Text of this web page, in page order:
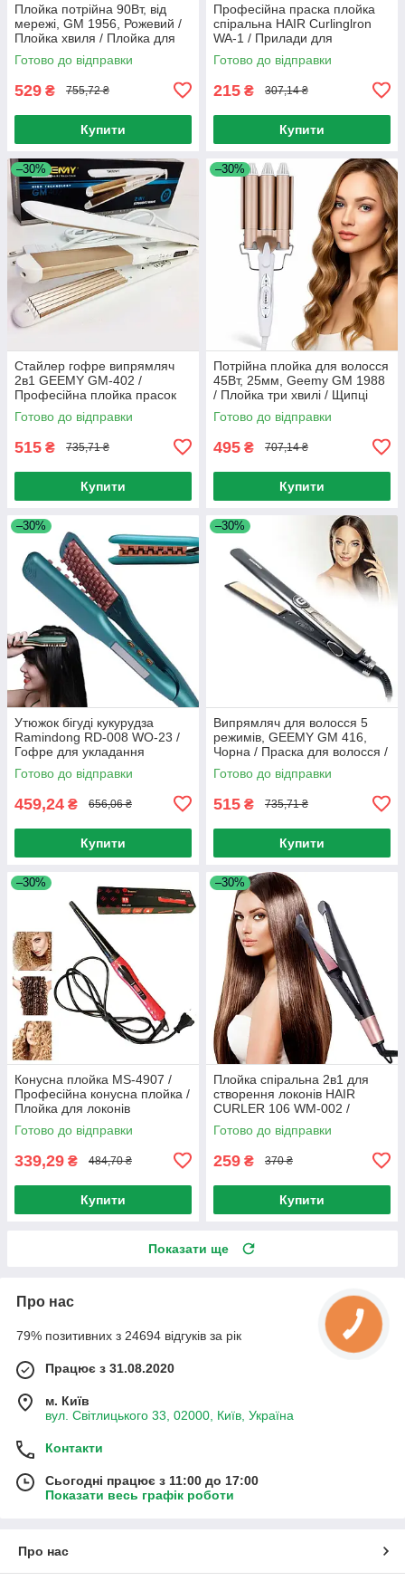
Плойка потрійна 90Вт, від
мережі, GM 1956, Рожевий /
Плойка хвиля / Плойка для
волосся / Щипці для завивки
волосся
Готово до відправки
529 ₴ 755,72 ₴
Купити
Професійна праска плойка
спіральна HAIR Curlinglron
WA-1 / Прилади для
укладання волосся
Готово до відправки
215 ₴ 307,14 ₴
Купити
–30%
Стайлер гофре випрямляч
2в1 GEEMY GM-402 /
Професійна плойка прасок
для волосся
Готово до відправки
515 ₴ 735,71 ₴
Купити
–30%
Потрійна плойка для волосся
45Вт, 25мм, Geemy GM 1988
/ Плойка три хвилі / Щипці
для створення хвиль
Готово до відправки
495 ₴ 707,14 ₴
Купити
–30%
Утюжок бігуді кукурудза
Ramindong RD-008 WO-23 /
Гофре для укладання
волосся
Готово до відправки
459,24 ₴ 656,06 ₴
Купити
–30%
Випрямляч для волосся 5
режимів, GEEMY GM 416,
Чорна / Праска для волосся /
Плойка для волосся
Готово до відправки
515 ₴ 735,71 ₴
Купити
–30%
Конусна плойка MS-4907 /
Професійна конусна плойка /
Плойка для локонів
Готово до відправки
339,29 ₴ 484,70 ₴
Купити
–30%
Плойка спіральна 2в1 для
створення локонів HAIR
CURLER 106 WM-002 /
Спіральний випрямляч для
волосся
Готово до відправки
259 ₴ 370 ₴
Купити
Показати ще
Про нас
79% позитивних з 24694 відгуків за рік
Працює з 31.08.2020
м. Київ
вул. Світлицького 33, 02000, Київ, Україна
Контакти
Сьогодні працює з 11:00 до 17:00
Показати весь графік роботи
Про нас